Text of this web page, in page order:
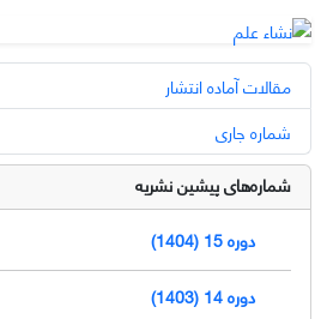
مقالات آماده انتشار
شماره جاری
شماره‌های پیشین نشریه
دوره 15 (1404)
دوره 14 (1403)